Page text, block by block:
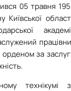
05 травня
Київської
орденом за
технікумі